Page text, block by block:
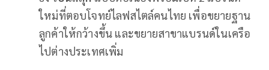
ใหม่ที่ตอบโจทย์ไลฟสไตล์คนไทย เพื่อขยายฐาน
ลูกค้าให้กว้างขึ้น และขยายสาขาแบรนด์ในเครือ
ไปต่างประเทศเพิ่ม